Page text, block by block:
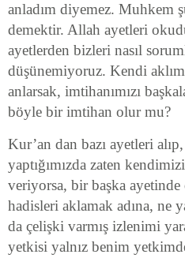
anladım diyemez. Muhkem
demektir. Allah ayetleri
ayetlerden bizleri nasıl
düşünemiyoruz. Kendi
anlarsak, imtihanımızı
böyle bir imtihan olur mu?
Kur’an dan bazı ayetleri
yaptığımızda zaten
veriyorsa, bir başka
hadisleri aklamak adına, ne
da çelişki varmış izlenimi
yetkisi yalnız benim